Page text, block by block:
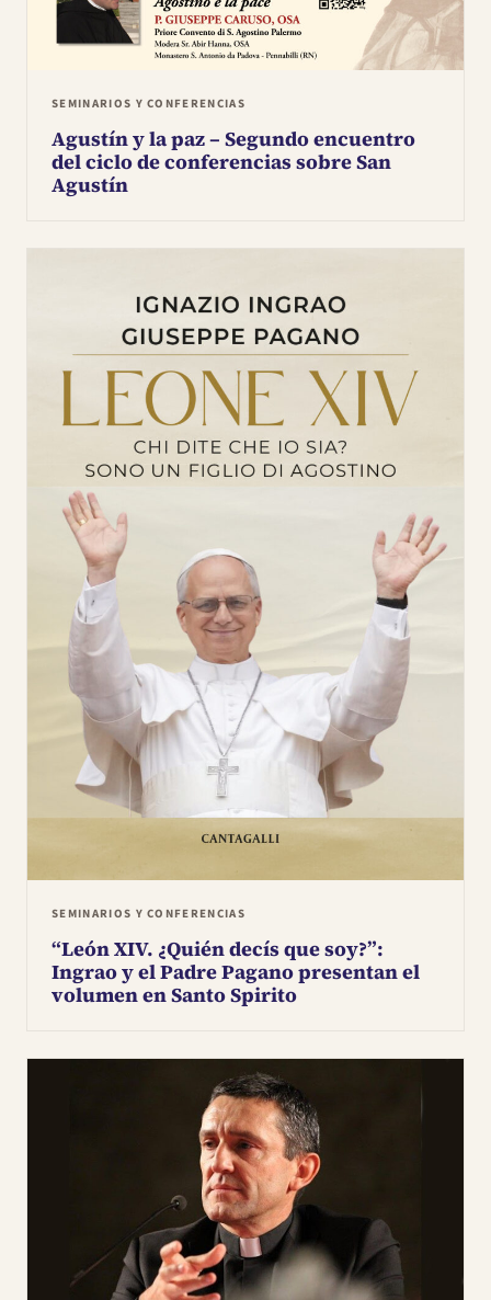
SEMINARIOS Y CONFERENCIAS
Agustín y la paz – Segundo encuentro
del ciclo de conferencias sobre San
Agustín
SEMINARIOS Y CONFERENCIAS
“León XIV. ¿Quién decís que soy?”:
Ingrao y el Padre Pagano presentan el
volumen en Santo Spirito